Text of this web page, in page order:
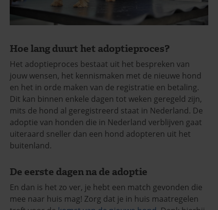
Hoe lang duurt het adoptieproces?
Het adoptieproces bestaat uit het bespreken van
jouw wensen, het kennismaken met de nieuwe hond
en het in orde maken van de registratie en betaling.
Dit kan binnen enkele dagen tot weken geregeld zijn,
mits de hond al geregistreerd staat in Nederland. De
adoptie van honden die in Nederland verblijven gaat
uiteraard sneller dan een hond adopteren uit het
buitenland.
De eerste dagen na de adoptie
En dan is het zo ver, je hebt een match gevonden die
mee naar huis mag! Zorg dat je in huis maatregelen